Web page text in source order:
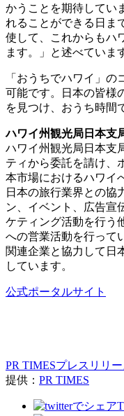
かうことを期待してい
れることができる日ま
使して、これからもハ
ます。」と述べていま
「おうちでハワイ」
可能です。日本の皆様
を見つけ、おうち時間
ハワイ州観光局日本支
ハワイ州観光局日本支
ティから委託を請け、
本市場におけるハワイ
日本の旅行業界との協
ン、イベント、広告宣
ケティング活動を行う
への営業活動を行って
関連企業と協力して日
しています。
公式ポータルサイト
PR TIMESプレスリリ
提供： PR TIMES